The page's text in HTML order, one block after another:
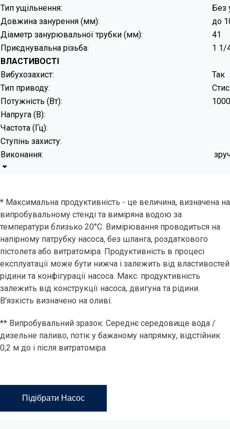
Тип ущільнення:
Без
Довжина занурення (мм):
до
Діаметр занурювальної трубки (мм):
41
Приєднувальна різьба:
1 1/
ВЛАСТИВОСТІ
Вибухозахист:
Так
Тип приводу:
Потужність (Вт):
1000
Напруга (В):
Частота (Гц):
Ступінь захисту:
Виконання:
* Максимальна продуктивність - це величина, визначена на
випробувальному стенді та виміряна водою за
температури близько 20°C. Вимірювання проводиться на
напірному патрубку насоса, без шланга, роздаткового
пістолета або витратоміра. Продуктивність в процесі
експлуатації може бути нижча і залежить від властивостей
рідини та конфігурації насоса. Макс. продуктивність
залежить від конструкції насоса, двигуна та рідини.
В'язкість визначено на оливі.
** Випробувальний зразок: Середнє середовище вода /
дизельне паливо, потік у бажаному напрямку, відстійник
0,2 м до і після витратоміра
Підібрати Насос